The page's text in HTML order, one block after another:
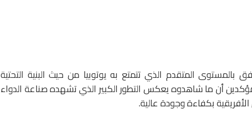
بالمستوى المتقدم الذي تتمتع به يوتوبيا من حيث البنية التحتية
مؤكدين أن ما شاهدوه يعكس التطور الكبير الذي تشهده صناعة الدواء
بكفاءة وجودة عالية.